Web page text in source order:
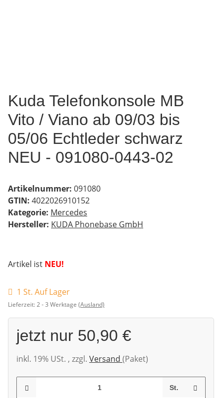
Kuda Telefonkonsole MB
Vito / Viano ab 09/03 bis
05/06 Echtleder schwarz
NEU - 091080-0443-02
Artikelnummer: 091080
GTIN: 4022026910152
Kategorie: Mercedes
Hersteller: KUDA Phonebase GmbH
Artikel ist NEU!
1 St. Auf Lager
Lieferzeit:2 - 3 Werktage (Ausland)
jetzt nur 50,90 €
inkl. 19% USt. , zzgl. Versand (Paket)
St.